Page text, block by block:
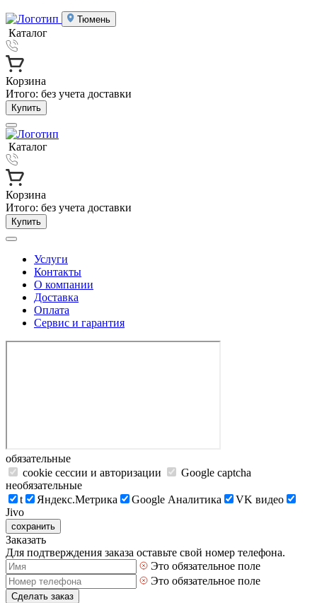
Тюмень
Каталог
Корзина
Итого: без учета доставки
Купить
Каталог
Корзина
Итого: без учета доставки
Купить
Услуги
Контакты
О компании
Доставка
Оплата
Сервис и гарантия
обязательные
cookie сессии и авторизации
Google captcha
необязательные
t
Яндекс.Метрика Google Аналитика
VK видео
Jivo
сохранить
Заказать
Для подтверждения заказа оставьте свой номер телефона.
Это обязательное поле
Это обязательное поле
Сделать заказ